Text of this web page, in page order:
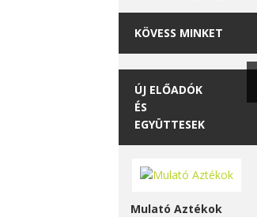
KÖVESS MINKET
ÚJ ELŐADÓK
ÉS
EGYÜTTESEK
Mulató Aztékok